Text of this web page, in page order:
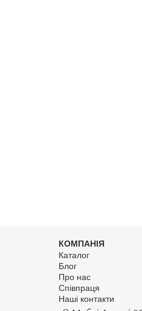
КОМПАНІЯ
Каталог
Блог
Про нас
Співпраця
Наші контакти